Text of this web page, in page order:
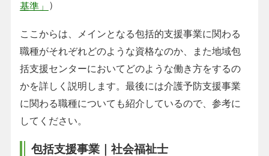
基準」
）
ここからは、メインとなる包括的支援事業に関わる
職種がそれぞれどのような資格なのか、また地域包
括支援センターにおいてどのような働き方をするの
かを詳しく説明します。最後には介護予防支援事業
に関わる職種についても紹介しているので、参考に
してください。
包括支援事業｜社会福祉士